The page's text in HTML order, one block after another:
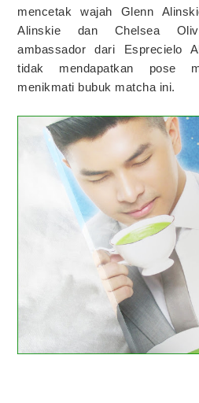
mencetak wajah Glenn
Alinskie dan Chelsea
ambassador dari Esprecielo
tidak mendapatkan pose
menikmati bubuk matcha ini.